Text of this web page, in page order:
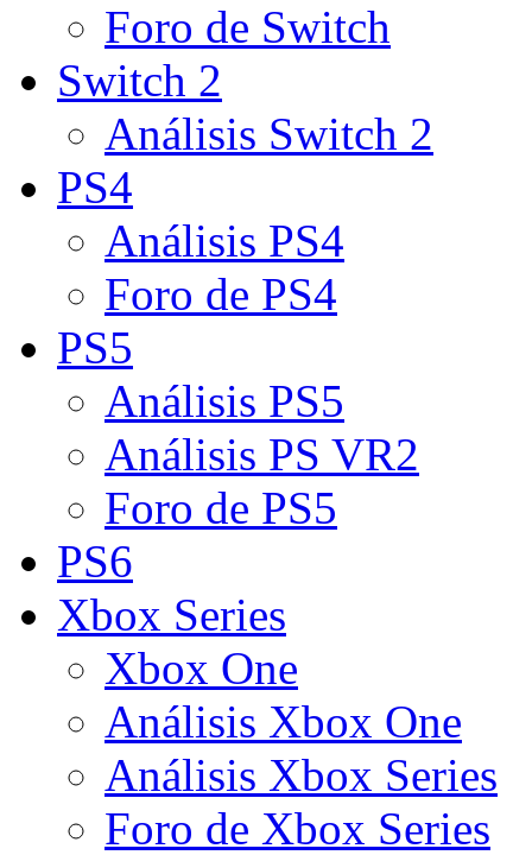
Foro de Switch
Switch 2
Análisis Switch 2
PS4
Análisis PS4
Foro de PS4
PS5
Análisis PS5
Análisis PS VR2
Foro de PS5
PS6
Xbox Series
Xbox One
Análisis Xbox One
Análisis Xbox Series
Foro de Xbox Series